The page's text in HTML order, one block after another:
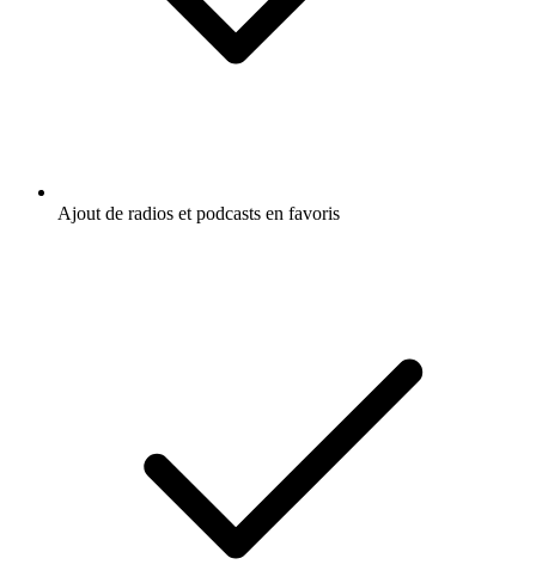
Ajout de radios et podcasts en favoris